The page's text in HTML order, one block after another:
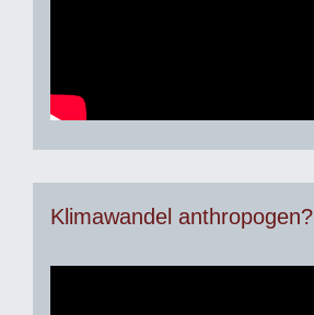
Klimawandel anthropogen?